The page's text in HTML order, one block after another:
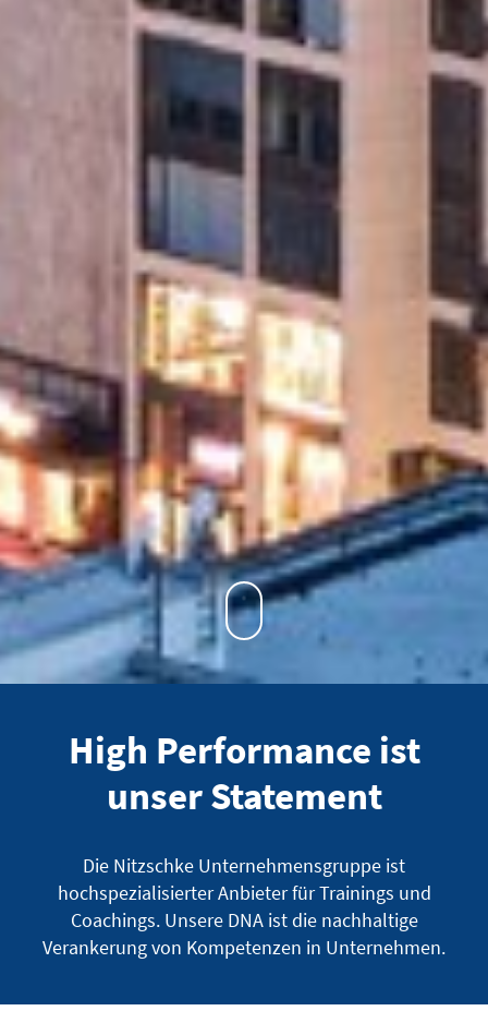
High Performance ist
unser Statement
Die Nitzschke Unternehmensgruppe ist
hochspezialisierter Anbieter für Trainings und
Coachings. Unsere DNA ist die nachhaltige
Verankerung von Kompetenzen in Unternehmen.